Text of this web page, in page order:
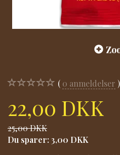
0 anmeldelser
22,00 DKK
25,00 DKK
Du sparer: 3,00 DKK